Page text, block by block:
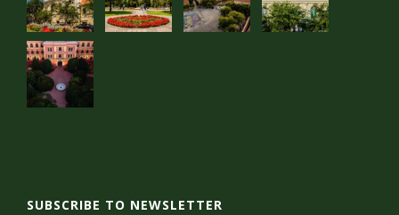
SUBSCRIBE TO NEWSLETTER